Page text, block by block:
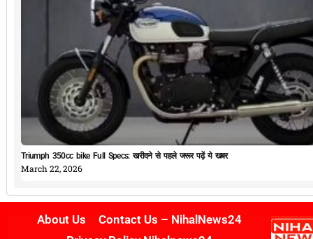
Triumph 350cc bike Full Specs: खरीदने से पहले जरूर पढ़ें ये खबर
March 22, 2026
About Us
Contact Us – NihalNews24